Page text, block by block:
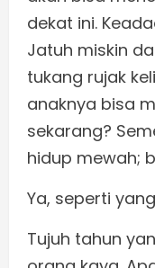
dekat ini.
Jatuh miskin
tukang rujak
anaknya bisa
sekarang?
hidup mewah;
Ya, seperti
Tujuh tahun